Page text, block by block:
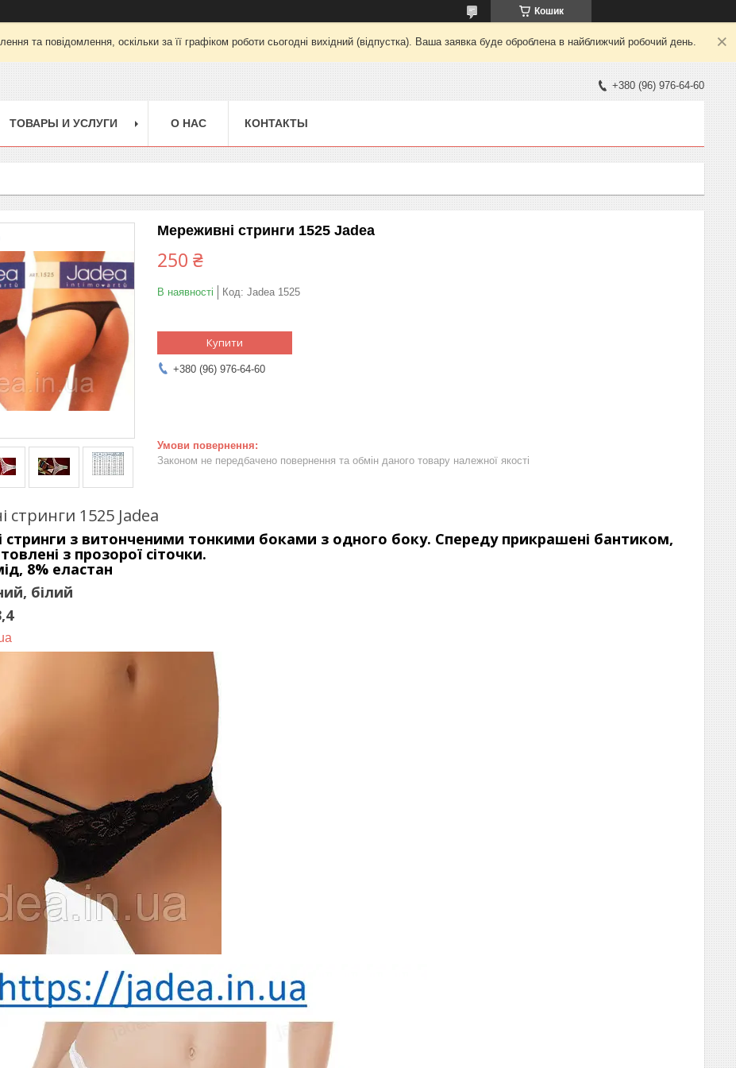
Кошик
та повідомлення, оскільки за її графіком роботи сьогодні вихідний (відпустка). Ваша заявка буде оброблена в найближчий робочий день.
+380 (96) 976-64-60
ТОВАРЫ И УСЛУГИ О НАС КОНТАКТЫ
Мереживні стринги 1525 Jadea
250 ₴
В наявності Код: Jadea 1525
Купити
+380 (96) 976-64-60
Законом не передбачено повернення та обмін даного товару належної якості
стринги 1525 Jadea
стринги з витонченими тонкими боками з одного боку. Спереду прикрашені бантиком,
з прозорої сіточки.
8% еластан
білий